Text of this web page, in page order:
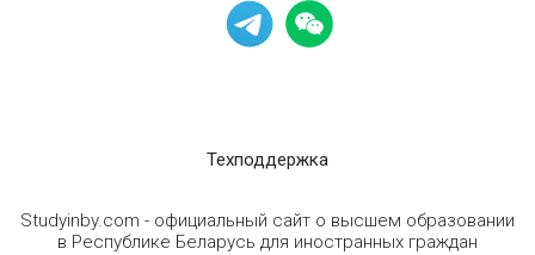
Техподдержка
Studyinby.com - официальный сайт о высшем образовании
в Республике Беларусь для иностранных граждан